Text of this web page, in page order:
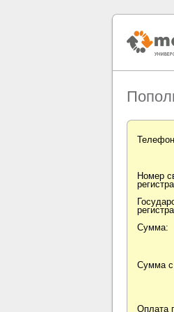
Номер
Сумма:
Сумма с
Оплата